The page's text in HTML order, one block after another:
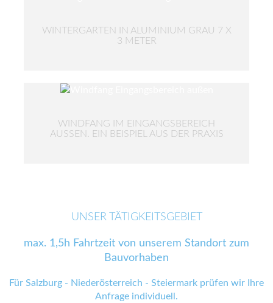
WINTERGARTEN IN ALUMINIUM GRAU 7 X
3 METER
WINDFANG IM EINGANGSBEREICH
AUSSEN. EIN BEISPIEL AUS DER PRAXIS
UNSER TÄTIGKEITSGEBIET
max. 1,5h Fahrtzeit von unserem Standort zum
Bauvorhaben
Für Salzburg - Niederösterreich - Steiermark prüfen wir Ihre
Anfrage individuell.